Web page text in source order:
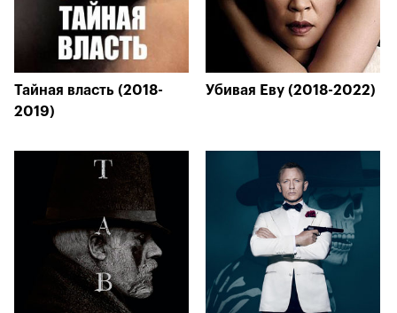
Тайная власть (2018-
2019)
Убивая Еву (2018-2022)